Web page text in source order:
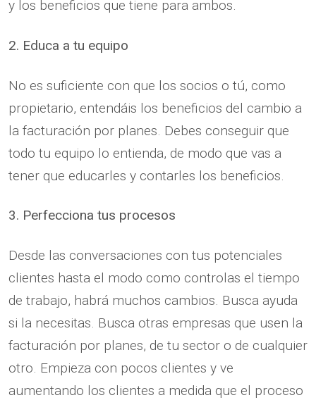
y los beneficios que tiene para ambos.
2. Educa a tu equipo
No es suficiente con que los socios o tú, como
propietario, entendáis los beneficios del cambio a
la facturación por planes. Debes conseguir que
todo tu equipo lo entienda, de modo que vas a
tener que educarles y contarles los beneficios.
3. Perfecciona tus procesos
Desde las conversaciones con tus potenciales
clientes hasta el modo como controlas el tiempo
de trabajo, habrá muchos cambios. Busca ayuda
si la necesitas. Busca otras empresas que usen la
facturación por planes, de tu sector o de cualquier
otro. Empieza con pocos clientes y ve
aumentando los clientes a medida que el proceso